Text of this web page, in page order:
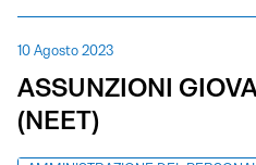
10 Agosto 2023
ASSUNZIONI
(NEET)